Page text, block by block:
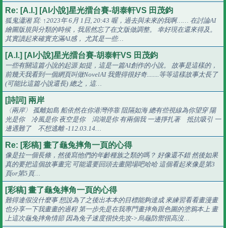
Re: [A.I.] [AI小說]星光擂台賽-胡泰軒VS 田茂鈞
狐鬼瀟湘 寫: ↑2023年 6月 1日, 20:43 喔，過去與未來的我啊…… 在討論AI
繪圖版規與分類的時候，我居然忘了在文版做調整。 幸好現在還來得及。
其實讀起來確實充滿AI感， 尤其是一些…
[A.I.] [AI小說]星光擂台賽-胡泰軒VS 田茂鈞
一些有關這篇小說的起源 如提，這是一篇AI創作的小說。 故事是這樣的，
前幾天我看到一個網頁叫做NovelAI 我覺得很好奇........等等這樣故事太長了
(可能比這篇小說還長) 總之，這…
[詩詞] 兩岸
〈兩岸〉 孤離如島 船依然在你港灣停靠 阻隔如海 總有些視線為你望穿 陽
光是你 冷風是你 夜空是你 潟湖是你 有兩個我 一邊掙扎著 抵抗吸引 一
邊遇難了 不想逃離 -112.03.14…
Re: [彩稿] 畫了龜兔摔角一頁的心得
像是拉一個長條，然後寫他們的年齡種族之類的嗎？ 好像還不錯 然後如果
真的要把這個故事畫完 可能還要回頭去畫開場吧哈哈 這個看起來像是第3
頁or第5頁…
[彩稿] 畫了龜兔摔角一頁的心得
難得連假沒什麼事 想說為了之後出本本的目標能夠達成 來練習看看畫漫畫
也分享一下我畫畫的過程 第一步先是在我專門畫摔角跟色圖的塗鴉本上 畫
上這次龜兔摔角情節 因為兔子速度很快先攻->烏龜防禦很高沒…